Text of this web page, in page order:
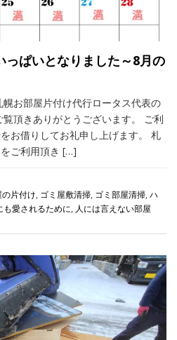
っぱいとなりました～8月の
お部屋片付け代行ロータス代表の
頂きありがとうございます。 ご利
お借りしてお礼申し上げます。 札
ご利用頂き […]
片付け, ゴミ屋敷清掃, ゴミ部屋清掃, ハ
も愛されるために, 人には言えない部屋